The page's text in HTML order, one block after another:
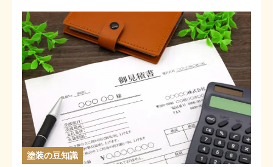
塗装の豆知識